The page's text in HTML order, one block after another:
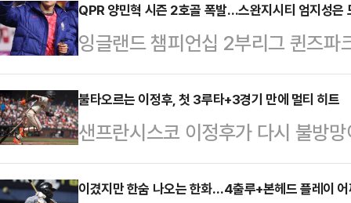
고, C조에 포함된 한국은 일본, 호
다.WBC 예선은 지난 대회와 마찬
되며 상위 2개 팀이 8강에 진출하
개최된다.만약 한국이 8강에 오른
적에 따라 D조 1~2위와 맞붙으며
펼친다.한편, 한국…
QPR 양민혁 시즌 2호골 폭발…스완지시티 엄지성은
잉글랜드 챔피언십 2부리그 퀸즈
고 있는 양민혁이 시즌 2호골을 터
퍼드의 더 카삼 스타디움에서 열린
운드 옥스퍼드 유나이티드와의 원
승점 3을 추가하며 부진을 씻어낸
록, 리그 15위로 올라섰다. 강등 마
불타오르는 이정후, 첫 3루타+3경기 만에 멀티 히트
샌프란시스코 이정후가 다시 불방
한국시간) 오라클 파크에서 진행 중
경기서 시즌 첫 3루타 포함, 3개의
이겼지만 한숨 나오는 한화…4출루+본헤드 플레이